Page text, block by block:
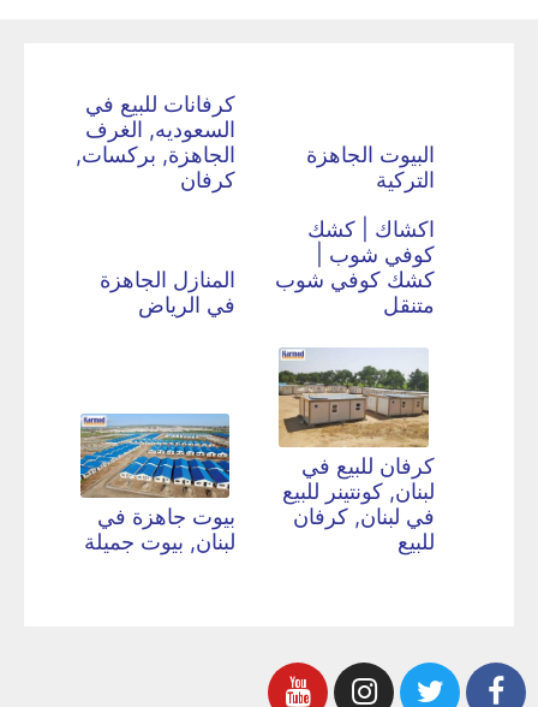
البيوت الجاهزة
التركية
كرفانات للبيع في
السعوديه, الغرف
الجاهزة, بركسات,
كرفان
اكشاك | كشك
كوفي شوب |
كشك كوفي شوب
متنقل
المنازل الجاهزة
في الرياض
كرفان للبيع في
لبنان, كونتينر للبيع
في لبنان, كرفان
للبيع
بيوت جاهزة في
لبنان, بيوت جميلة